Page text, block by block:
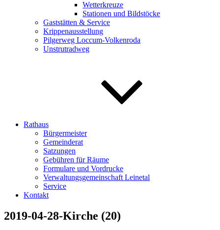
Wetterkreuze
Stationen und Bildstöcke
Gaststätten & Service
Krippenausstellung
Pilgerweg Loccum-Volkenroda
Unstrutradweg
Rathaus
Bürgermeister
Gemeinderat
Satzungen
Gebühren für Räume
Formulare und Vordrucke
Verwaltungsgemeinschaft Leinetal
Service
Kontakt
2019-04-28-Kirche (20)